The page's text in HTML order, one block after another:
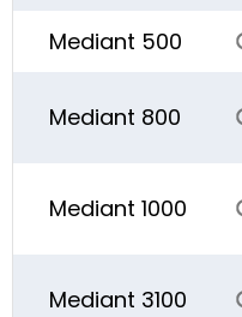
Mediant 500
Mediant 800
Mediant 1000
Mediant 3100